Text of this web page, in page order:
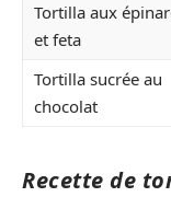
Tortilla aux
et feta
Tortilla sucrée au
chocolat
Recette de